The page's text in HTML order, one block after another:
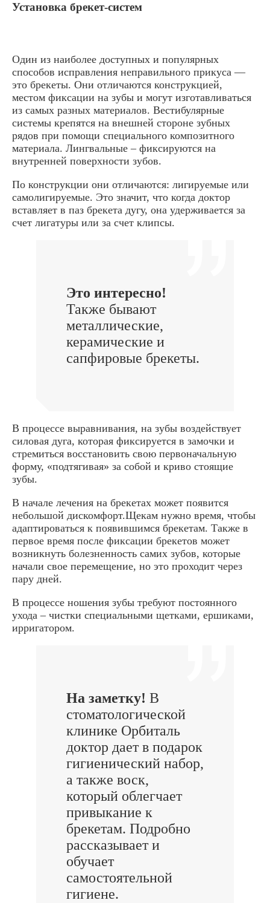
Установка брекет-систем
Один из наиболее доступных и популярных
способов исправления неправильного прикуса —
это брекеты. Они отличаются конструкцией,
местом фиксации на зубы и могут изготавливаться
из самых разных материалов. Вестибулярные
системы крепятся на внешней стороне зубных
рядов при помощи специального композитного
материала. Лингвальные – фиксируются на
внутренней поверхности зубов.
По конструкции они отличаются: лигируемые или
самолигируемые. Это значит, что когда доктор
вставляет в паз брекета дугу, она удерживается за
счет лигатуры или за счет клипсы.
Это интересно!
Также бывают
металлические,
керамические и
сапфировые брекеты.
В процессе выравнивания, на зубы воздействует
силовая дуга, которая фиксируется в замочки и
стремиться восстановить свою первоначальную
форму, «подтягивая» за собой и криво стоящие
зубы.
В начале лечения на брекетах может появится
небольшой дискомфорт.Щекам нужно время, чтобы
адаптироваться к появившимся брекетам. Также в
первое время после фиксации брекетов может
возникнуть болезненность самих зубов, которые
начали свое перемещение, но это проходит через
пару дней.
В процессе ношения зубы требуют постоянного
ухода – чистки специальными щетками, ершиками,
ирригатором.
На заметку! В
стоматологической
клинике Орбиталь
доктор дает в подарок
гигиенический набор,
а также воск,
который облегчает
привыкание к
брекетам. Подробно
рассказывает и
обучает
самостоятельной
гигиене.